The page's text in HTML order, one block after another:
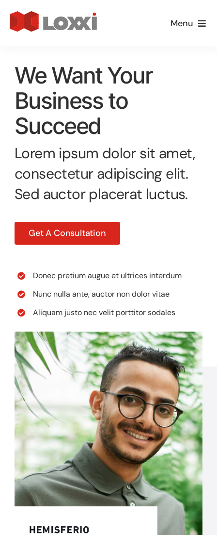
para
Menu
Especialidades
Loxxi Educa
Informativos
Blog
We Want Your
Business to
Succeed
Lorem ipsum dolor sit amet,
consectetur adipiscing elit.
Sed auctor placerat luctus.
Get A Consultation
Donec pretium augue et ultrices interdum
Nunc nulla ante, auctor non dolor vitae
Aliquam justo nec velit porttitor sodales